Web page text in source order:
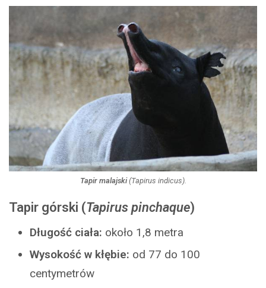
Tapir malajski(Tapirus indicus).
Tapir górski (Tapirus pinchaque)
Długość ciała: około 1,8 metra
Wysokość w kłębie: od 77 do 100
centymetrów